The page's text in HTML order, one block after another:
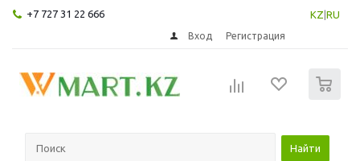
+7 727 31 22 666 KZ RU
Вход Регистрация
Найти